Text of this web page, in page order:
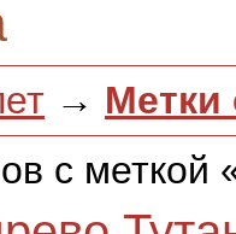
→ Метки
с меткой